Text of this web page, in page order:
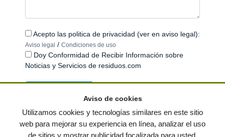
Acepto las politica de privacidad (ver en aviso legal):
Aviso legal / Condiciones de uso
Doy Conformidad de Recibir Información sobre
Noticias y Servicios de residuos.com
Aviso de cookies
Utilizamos cookies y tecnologías similares en este sitio
web para mejorar su experiencia en línea, analizar el uso
de sitios y mostrar publicidad focalizada para usted.